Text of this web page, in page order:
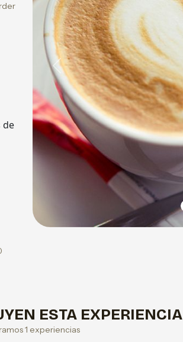
de
Previous
ESTA EXPERIENCIA
1 experiencias